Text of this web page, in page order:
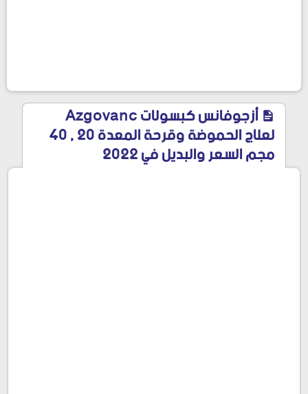
أزجوفانس كبسولات Azgovanc
لعلاج الحموضة وقرحة المعدة 20 , 40
مجم السعر والبديل في 2022